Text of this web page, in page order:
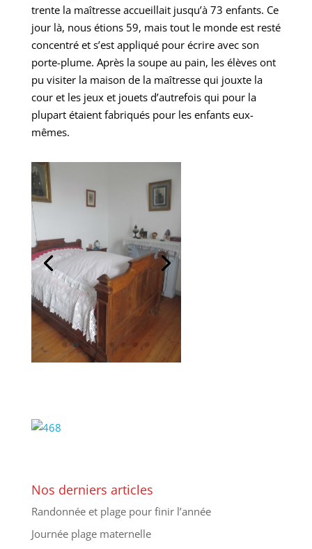
trente la maîtresse accueillait jusqu’à 73 enfants. Ce
jour là, nous étions 59, mais tout le monde est resté
concentré et s’est appliqué pour écrire avec son
porte-plume. Après la soupe au pain, les élèves ont
pu visiter la maison de la maîtresse qui jouxte la
cour et les jeux et jouets d’autrefois qui pour la
plupart étaient fabriqués pour les enfants eux-
mêmes.
Nos derniers articles
Randonnée et plage pour finir l’année
Journée plage maternelle